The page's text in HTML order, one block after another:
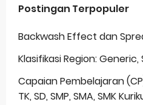
Postingan Terpopuler
Backwash Effect dan
Klasifikasi Region:
Capaian Pembelajaran
TK, SD, SMP, SMA, SMK